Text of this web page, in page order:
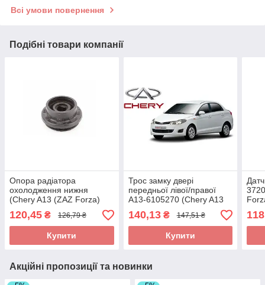
Всі умови повернення
Подібні товари компанії
Опора радіатора
охолодження нижня
(Chery A13 (ZAZ Forza)
Чері Форза) T11-1301217
(Склад ASM-UKR)
120,45 ₴ 126,79 ₴
Купити
Трос замку двері
передньої лівої/правої
A13-6105270 (Chery A13
(ZAZ Forza))
140,13₴ 147,51 ₴
Купити
Акційні пропозиції та новинки